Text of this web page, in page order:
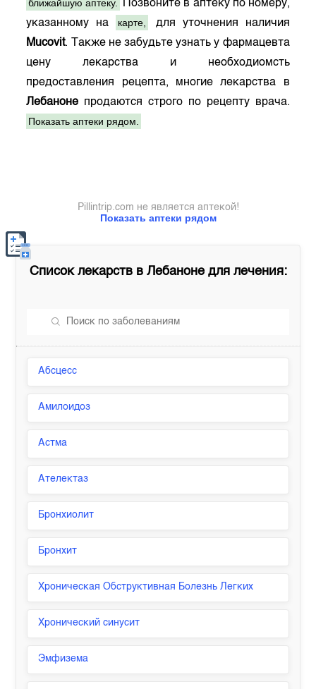
ближайшую аптеку.
Позвоните в аптеку по номеру,
указанному на
карте,
для уточнения наличия
Mucovit. Также не забудьте узнать у фармацевта
цену лекарства и необходиомсть
предоставления рецепта, многие лекарства в
Лебаноне продаются строго по рецепту врача.
Показать аптеки рядом.
Показать аптеки рядом
Pillintrip.com не является аптекой!
Список лекарств в Лебанонедля лечения:
Абсцесс
Амилоидоз
Астма
Ателектаз
Бронхиолит
Бронхит
Хроническая Обструктивная Болезнь Легких
Хронический синусит
Эмфизема